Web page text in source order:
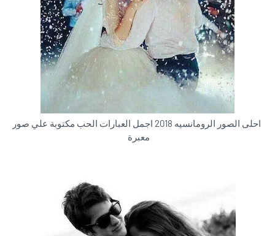
احلى الصور الرومانسيه 2018 اجمل العبارات الحب مكتوبة علي صور
معبرة